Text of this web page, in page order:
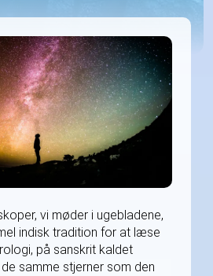
vi møder i ugebladene,
indisk tradition for at læse
på sanskrit kaldet
samme stjerner som den